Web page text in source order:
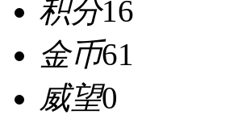
积分16
金币61
威望0